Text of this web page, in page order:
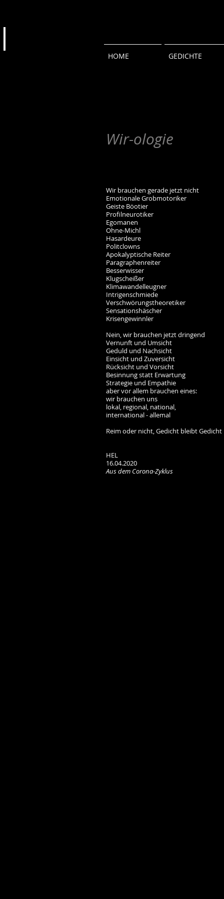
HOME GEDICHTE
Wir-ologie
Wir brauchen gerade jetzt nicht
Emotionale Grobmotoriker
Geiste Böotier
Profilneurotiker
Egomanen
Ohne-Michl
Hasardeure
Politclowns
Apokalyptische Reiter
Paragraphenreiter
Besserwisser
Klugscheißer
Klimawandelleugner
Intrigenschmiede
Verschwörungstheoretiker
Sensationshäscher
Krisengewinnler
Nein, wir brauchen jetzt dringend
Vernunft und Umsicht
Geduld und Nachsicht
Einsicht und Zuversicht
Rücksicht und Vorsicht
Besinnung statt Erwartung
Strategie und Empathie
aber vor allem brauchen eines:
wir brauchen uns
lokal, regional, national,
international - allemal
Reim oder nicht, Gedicht bleibt Gedicht
HEL
16.04.2020
Aus dem Corona-Zyklus